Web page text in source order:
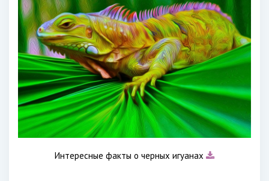
Интересные факты о черных игуанах